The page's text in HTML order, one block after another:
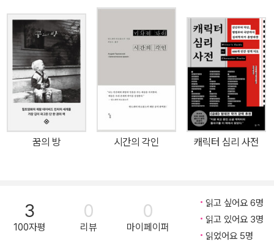
독'이라는 별명이 하나 더 붙었다. <정열>(1969) 이후로 베리만은 <
접촉>(1971), <외침과 속삭임>(1973) 등의 작품을 통해 여성의 조
건을 탐구했다. 베리만의 후기 영화들은 사랑없는 관계 때문에 시달
리는 여성들을 아주 냉정하게 묘사했다. 특히 잉그리드 버그만이 출
연한 <가을 소나타>(1979)는 실내극의 형식으로 모성이 여성의 본
능이라는 선입견을 섬뜩하게 뭉개버린다. 말년의 대표작인 <화니와
알렉산더>(1983)는 베리만의 공식적인 은퇴작으로 각양각색의 다
양한 인물이 나오는 이 영화에서 베리만은 '신의 침묵, 인간의 타락,
대한 사랑과 따뜻한 마음을 자기들끼리 주고받으면서 그럭저럭 행복
하게 살아간다. 10살먹은 주인공 소년 알렉산더는 연극인 출신의 이
가문에서 자라면서 현실과 환상을 분간하지 못해 애를 먹고 천연덕스
속에 숨어 있는 더 많은 이야기들을 예감하기 때문이다. 그는 죽었지
만 무한하게 존재한다는 사실을 새삼 깨닫는다. 세기의 위대한 거장,
잉마르 베리만. -이경미(영화감독) “잉마르 베리만은 『환등기』를 통
해 자신의 영혼을 폭로하였다.” -《뉴욕 타임스》 “『환등기』는 베리만
의 영화처럼 그의 내밀한 통찰력으로 넘쳐 나는 작품이다.” -《뉴 리퍼
블릭》 “이 책은 단순한 자서전이 아니다. 『환등기』는 한 시대의 예술
적 의식을 대변하는 심오한 고백이다.” -《르 몽드》 “우리 시대의 가장
위대한 영화감독.” -스탠리 큐브릭 “잉마르 베리만은 신의 경지에 다
한 영화감독이다.” -데이비드 린치 세계 주요 영화제를 석권하고, 20
세기 최고의 예술가로 손꼽히며, 스탠리 큐브릭, 장뤼크 고다르, 마틴
스코세이지, 데이비드 린치, 우디 앨런, 라스 폰 트리에뿐 아니라 우리
꿈의 방 시간의 각인 캐릭터 심리 사전
3
100자평
0
리뷰
0
마이페이퍼
읽고 싶어요 6명
읽고 있어요 3명
읽었어요 5명